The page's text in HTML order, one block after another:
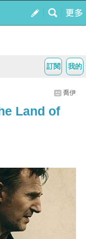
我的
訂閱
喬伊
Land of